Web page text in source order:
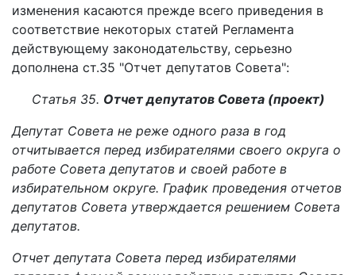
изменения касаются прежде всего приведения в
соответствие некоторых статей Регламента
действующему законодательству, серьезно
дополнена ст.35 "Отчет депутатов Совета":
Статья 35. Отчет депутатов Совета (проект)
Депутат Совета не реже одного раза в год
отчитывается перед избирателями своего округа о
работе Совета депутатов и своей работе в
избирательном округе. График проведения отчетов
депутатов Совета утверждается решением Совета
депутатов.
Отчет депутата Совета перед избирателями